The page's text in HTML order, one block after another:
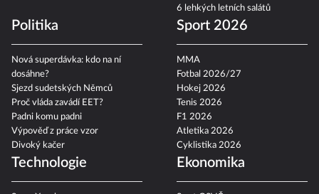
6 lehkých letních salátů
Politika
Nová superdávka: kdo na ní
dosáhne?
Sjezd sudetských Němců
Proč vláda zavádí EET?
Padni komu padni
Výpověď z práce vzor
Divoký kačer
Sport 2026
MMA
Fotbal 2026/27
Hokej 2026
Tenis 2026
F1 2026
Atletika 2026
Cyklistika 2026
Technologie Ekonomika